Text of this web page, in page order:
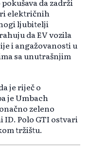
da zadrži
električnih
ljubitelji
da EV vozila
i angažovanosti u
sa unutrašnjim
je riječ o
je Umbach
zeleno
Polo GTI ostvari
tržištu.